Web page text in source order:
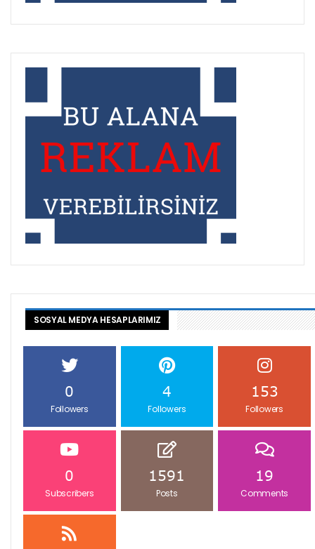
SOSYAL MEDYA HESAPLARIMIZ
0
Followers
4
Followers
153
Followers
0
Subscribers
1591
Posts
19
Comments